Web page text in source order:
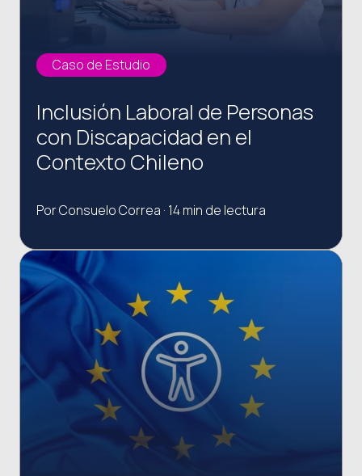
Caso de Estudio
Inclusión Laboral de Personas
con Discapacidad en el
Contexto Chileno
Por Consuelo Correa · 14 min de lectura